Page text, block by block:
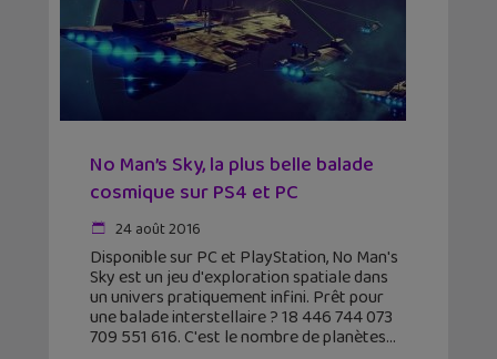
No Man’s Sky, la plus belle balade
cosmique sur PS4 et PC
24 août 2016
Disponible sur PC et PlayStation, No Man's
Sky est un jeu d'exploration spatiale dans
un univers pratiquement infini. Prêt pour
une balade interstellaire ? 18 446 744 073
709 551 616. C'est le nombre de planètes